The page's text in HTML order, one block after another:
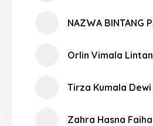
NAZWA BINTANG
Orlin Vimala
Tirza Kumala Dewi
Zahra Hasna